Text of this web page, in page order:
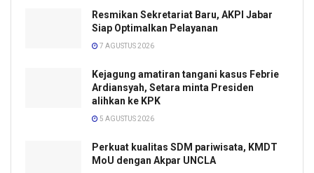
Resmikan Sekretariat Baru, AKPI Jabar
Siap Optimalkan Pelayanan
7 AGUSTUS 2026
Kejagung amatiran tangani kasus Febrie
Ardiansyah, Setara minta Presiden
alihkan ke KPK
5 AGUSTUS 2026
Perkuat kualitas SDM pariwisata, KMDT
MoU dengan Akpar UNCLA